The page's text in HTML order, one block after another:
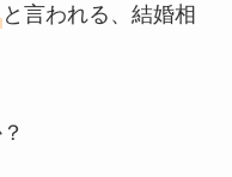
と言われる、結婚相